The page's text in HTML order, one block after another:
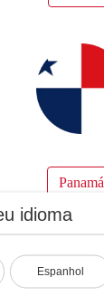
idioma
Espanhol
Panamá